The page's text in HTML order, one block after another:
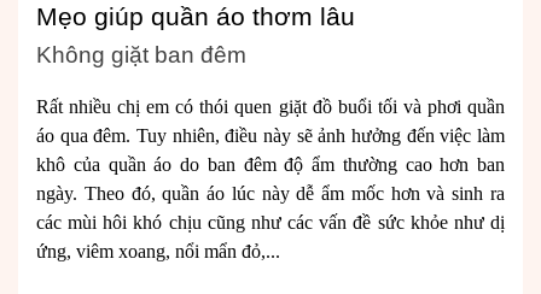
Mẹo giúp quần áo thơm lâu
Không giặt ban đêm
Rất nhiều chị em có thói quen giặt đồ buổi tối và phơi quần
áo qua đêm. Tuy nhiên, điều này sẽ ảnh hưởng đến việc làm
khô của quần áo do ban đêm độ ẩm thường cao hơn ban
ngày. Theo đó, quần áo lúc này dễ ẩm mốc hơn và sinh ra
các mùi hôi khó chịu cũng như các vấn đề sức khỏe như dị
ứng, viêm xoang, nổi mẩn đỏ,...